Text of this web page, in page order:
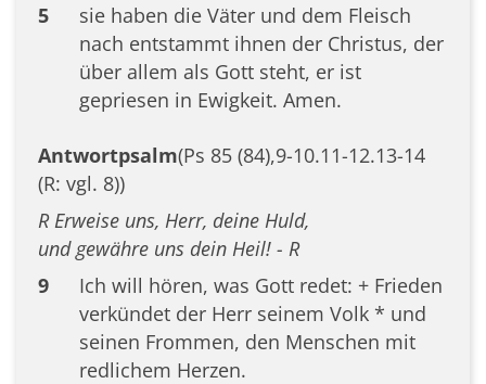
5
sie haben die Väter und dem Fleisch
nach entstammt ihnen der Christus, der
über allem als Gott steht, er ist
gepriesen in Ewigkeit. Amen.
Antwortpsalm(Ps 85 (84),9-10.11-12.13-14
(R: vgl. 8))
R Erweise uns, Herr, deine Huld,
und gewähre uns dein Heil! - R
9
Ich will hören, was Gott redet: + Frieden
verkündet der Herr seinem Volk * und
seinen Frommen, den Menschen mit
redlichem Herzen.